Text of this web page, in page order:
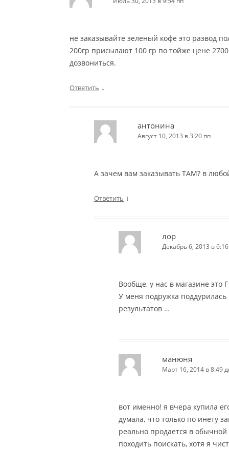
не заказывайте зеленый кофе это развод
200гр присылают 100 гр по тойже цене
дозвониться.
Ответить ↓
антонина
Август 10, 2013 в 3:20 пп
А зачем вам заказывать ТАМ? в
Ответить ↓
лор
Декабрь 6, 2013 в
Вообще, у нас в магазине это
У меня подружка поддурилась
результатов …
манюня
Март 16, 2014 в 8:49
вот именно! я вчера купила
думала, что только по инету
реально продается в
походить поискать, хотя я